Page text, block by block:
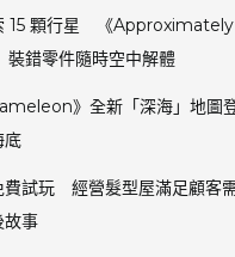
15 顆行星 《
錯零件隨時空中解體
》全新「深海」地圖
底
費試玩 經營髮型屋滿足顧客
事